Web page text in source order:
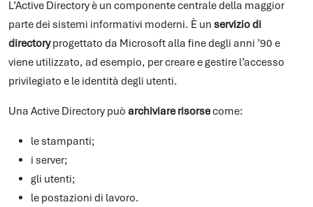
L’Active Directory è un componente centrale della maggior
parte dei sistemi informativi moderni. È un servizio di
directoryprogettato da Microsoft alla fine degli anni ’90 e
viene utilizzato, ad esempio, per creare e gestire l’accesso
privilegiato e le identità degli utenti.
Una Active Directory può archiviare risorsecome:
le stampanti;
i server;
gli utenti;
le postazioni di lavoro.